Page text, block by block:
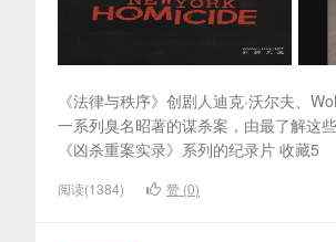
《法律与秩序》创剧人迪克·沃尔夫、
一系列臭名昭著的谋杀案，由最了解这
《凶杀重案实录》系列的纪录片 收藏5
阅读(1384) 赞 (0)